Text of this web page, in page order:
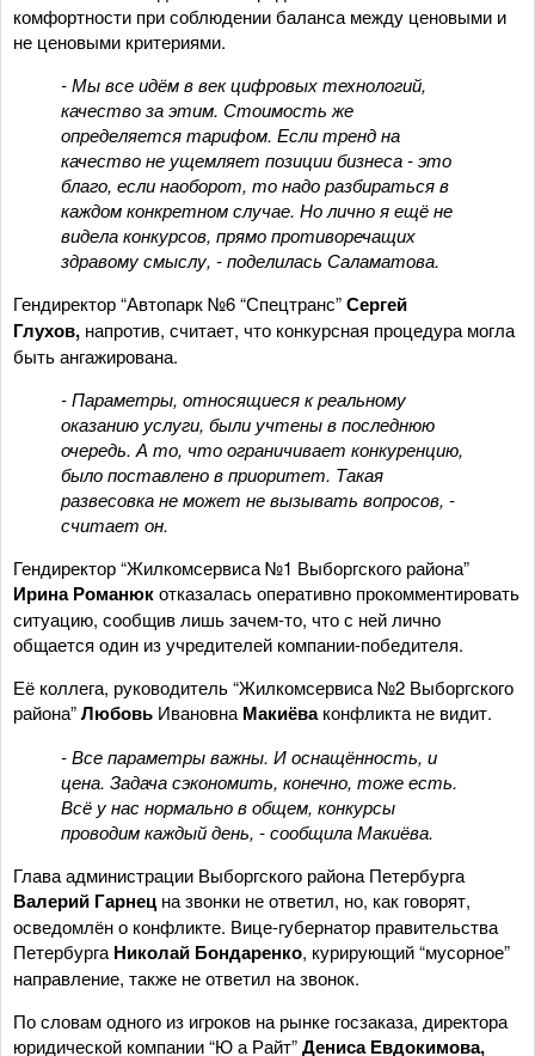
комфортности при соблюдении баланса между ценовыми и
не ценовыми критериями.
- Мы все идём в век цифровых технологий,
качество за этим. Стоимость же
определяется тарифом. Если тренд на
качество не ущемляет позиции бизнеса - это
благо, если наоборот, то надо разбираться в
каждом конкретном случае. Но лично я ещё не
видела конкурсов, прямо противоречащих
здравому смыслу, - поделилась Саламатова.
Гендиректор “Автопарк №6 “Спецтранс”Сергей
Глухов, напротив, считает, что конкурсная процедура могла
быть ангажирована.
- Параметры, относящиеся к реальному
оказанию услуги, были учтены в последнюю
очередь. А то, что ограничивает конкуренцию,
было поставлено в приоритет. Такая
развесовка не может не вызывать вопросов, -
считает он.
Гендиректор “Жилкомсервиса №1 Выборгского района”
Ирина Романюкотказалась оперативно прокомментировать
ситуацию, сообщив лишь зачем-то, что с ней лично
общается один из учредителей компании-победителя.
Её коллега, руководитель “Жилкомсервиса №2 Выборгского
района”Любовь Ивановна Макиёваконфликта не видит.
- Все параметры важны. И оснащённость, и
цена. Задача сэкономить, конечно, тоже есть.
Всё у нас нормально в общем, конкурсы
проводим каждый день, - сообщила Макиёва.
Глава администрации Выборгского района Петербурга
Валерий Гарнец на звонки не ответил, но, как говорят,
осведомлён о конфликте. Вице-губернатор правительства
Петербурга Николай Бондаренко, курирующий “мусорное”
направление, также не ответил на звонок.
По словам одного из игроков на рынке госзаказа, директора
юридической компании “Ю а Райт”ДенисаЕвдокимова,